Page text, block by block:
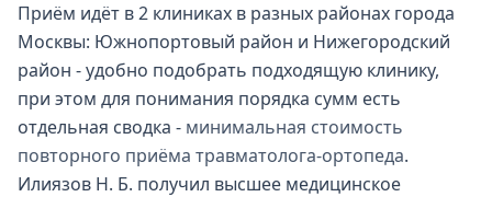
Приём идёт в 2 клиниках в разных районах города
Москвы: Южнопортовый район и Нижегородский
район - удобно подобрать подходящую клинику,
при этом для понимания порядка сумм есть
отдельная сводка - минимальная стоимость
повторного приёма травматолога-ортопеда.
Илиязов Н. Б. получил высшее медицинское